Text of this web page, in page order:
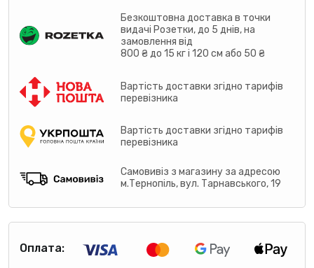
Безкоштовна доставка в точки
видачі Розетки, до 5 днів, на
замовлення від
800 ₴ до 15 кг і 120 см або 50 ₴
Вартість доставки згідно тарифів
перевізника
Вартість доставки згідно тарифів
перевізника
Самовивіз з магазину за адресою
м.Тернопіль, вул. Тарнавського, 19
Оплата: